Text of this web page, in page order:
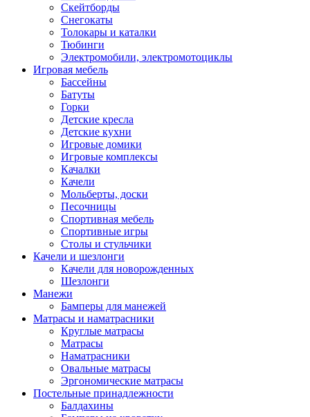
Скейтборды
Снегокаты
Толокары и каталки
Тюбинги
Электромобили, электромотоциклы
Игровая мебель
Бассейны
Батуты
Горки
Детские кресла
Детские кухни
Игровые домики
Игровые комплексы
Качалки
Качели
Мольберты, доски
Песочницы
Спортивная мебель
Спортивные игры
Столы и стульчики
Качели и шезлонги
Качели для новорожденных
Шезлонги
Манежи
Бамперы для манежей
Матрасы и наматрасники
Круглые матрасы
Матрасы
Наматрасники
Овальные матрасы
Эргономические матрасы
Постельные принадлежности
Балдахины